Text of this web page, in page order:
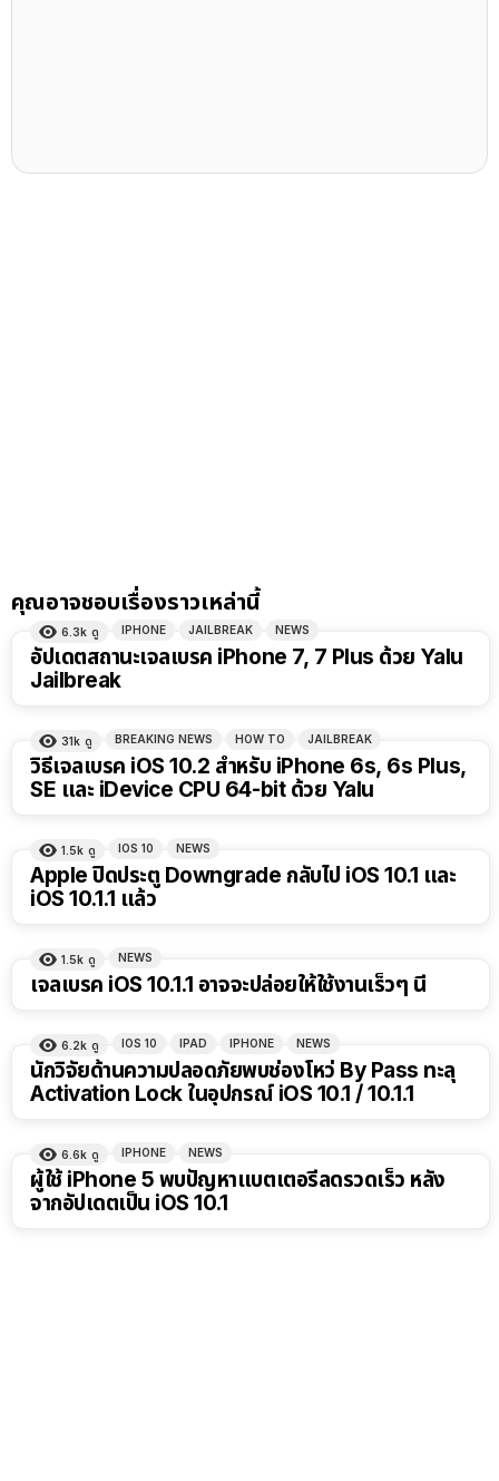
คุณอาจชอบเรื่องราวเหล่านี้
6.3k ดู IPHONE JAILBREAK NEWS
อัปเดตสถานะเจลเบรค iPhone 7, 7 Plus ด้วย Yalu
Jailbreak
31k ดู BREAKING NEWS HOW TO JAILBREAK
วิธีเจลเบรค iOS 10.2 สำหรับ iPhone 6s, 6s Plus,
SE และ iDevice CPU 64-bit ด้วย Yalu
1.5k ดู IOS 10 NEWS
Apple ปิดประตู Downgrade กลับไป iOS 10.1 และ
iOS 10.1.1 แล้ว
1.5k ดู NEWS
เจลเบรค iOS 10.1.1 อาจจะปล่อยให้ใช้งานเร็วๆ นี้
6.2k ดู IOS 10 IPAD IPHONE NEWS
นักวิจัยด้านความปลอดภัยพบช่องโหว่ By Pass ทะลุ
Activation Lock ในอุปกรณ์ iOS 10.1 / 10.1.1
6.6k ดู IPHONE NEWS
ผู้ใช้ iPhone 5 พบปัญหาแบตเตอรี่ลดรวดเร็ว หลัง
จากอัปเดตเป็น iOS 10.1